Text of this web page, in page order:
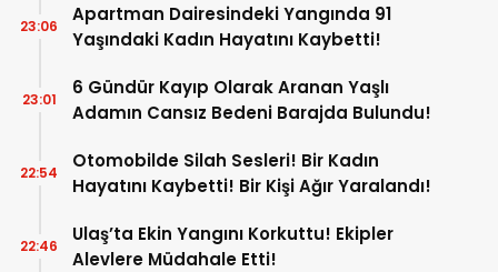
Apartman Dairesindeki Yangında 91
Yaşındaki Kadın Hayatını Kaybetti!
23:06
6 Gündür Kayıp Olarak Aranan Yaşlı
Adamın Cansız Bedeni Barajda Bulundu!
23:01
Otomobilde Silah Sesleri! Bir Kadın
Hayatını Kaybetti! Bir Kişi Ağır Yaralandı!
22:54
Ulaş’ta Ekin Yangını Korkuttu! Ekipler
Alevlere Müdahale Etti!
22:46